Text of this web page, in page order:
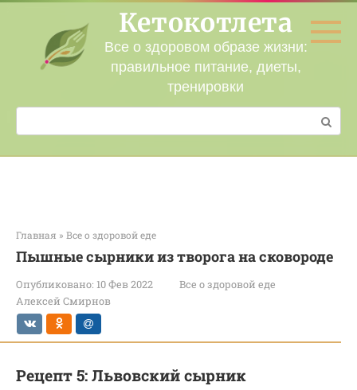
Перейти
контенту
Кетокотлета
Все о здоровом образе жизни:
правильное питание, диеты,
тренировки
Поиск:
Главная » Все о здоровой еде
Пышные сырники из творога на сковороде
Опубликовано: 10 Фев 2022
Все о здоровой еде
Алексей Смирнов
Рецепт 5: Львовский сырник